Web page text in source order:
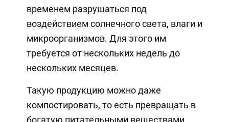
временем разрушаться под
воздействием солнечного света, влаги и
микроорганизмов. Для этого им
требуется от нескольких недель до
нескольких месяцев.
Такую продукцию можно даже
компостировать, то есть превращать в
богатую питательными веществами